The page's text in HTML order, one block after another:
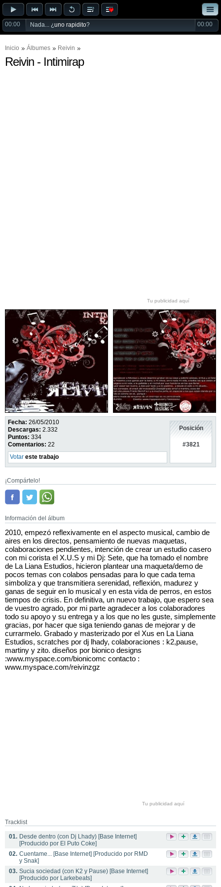
00:00 Nada... ¿uno rapidito? 00:00
Inicio Álbumes Reivin
Reivin - Intimirap
Tu publicidad aquí
Fecha: 26/05/2010
Descargas: 2.332
Puntos: 334
Comentarios: 22
Votar este trabajo
Posición
#3821
¡Compártelo!
Información del álbum
2010, empezó reflexivamente en el aspecto musical, cambio de
aires en los directos, pensamiento de nuevas maquetas,
colaboraciones pendientes, intención de crear un estudio casero
con mi corista el X.U.S y mi Dj: Sete, que ha tomado el nombre
de La Liana Estudios, hicieron plantear una maqueta/demo de
pocos temas con colabos pensadas para lo que cada tema
simboliza y que transmitiera serenidad, reflexión, madurez y
ganas de seguir en lo musical y en esta vida de perros, en estos
tiempos de crisis. En definitiva, un nuevo trabajo, que espero sea
de vuestro agrado, por mi parte agradecer a los colaboradores
todo su apoyo y su entrega y a los que no les guste, simplemente
gracias, por hacer que siga teniendo ganas de mejorar y de
currarmelo. Grabado y masterizado por el Xus en La Liana
Estudios, scratches por dj lhady, colaboraciones : k2,pause,
martiny y zito. diseños por bionico designs
:www.myspace.com/bionicomc contacto :
www.myspace.com/reivinzgz
Tu publicidad aquí
Tracklist
01. Desde dentro (con Dj Lhady) [Base Internet]
[Producido por El Puto Coke]
02. Cuentame... [Base Internet] [Producido por RMD
y Snak]
03. Sucia sociedad (con K2 y Pause) [Base Internet]
[Producido por Larkebeats]